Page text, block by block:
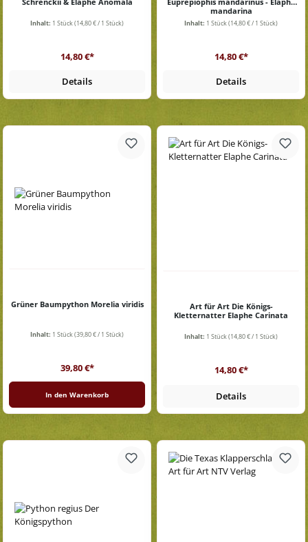
Inhalt: 1 Stück(14,80 € / 1 Stück)
Regulärer Preis:
14,80 €*
Details
mandarina
Inhalt: 1 Stück(14,80 € / 1 Stück)
Regulärer Preis:
14,80 €*
Details
Grüner Baumpython Morelia viridis
Inhalt: 1 Stück(39,80 € / 1 Stück)
Regulärer Preis:
39,80 €*
In den Warenkorb
Art für Art Die Königs-
Kletternatter Elaphe Carinata
Inhalt: 1 Stück(14,80 € / 1 Stück)
Regulärer Preis:
14,80 €*
Details